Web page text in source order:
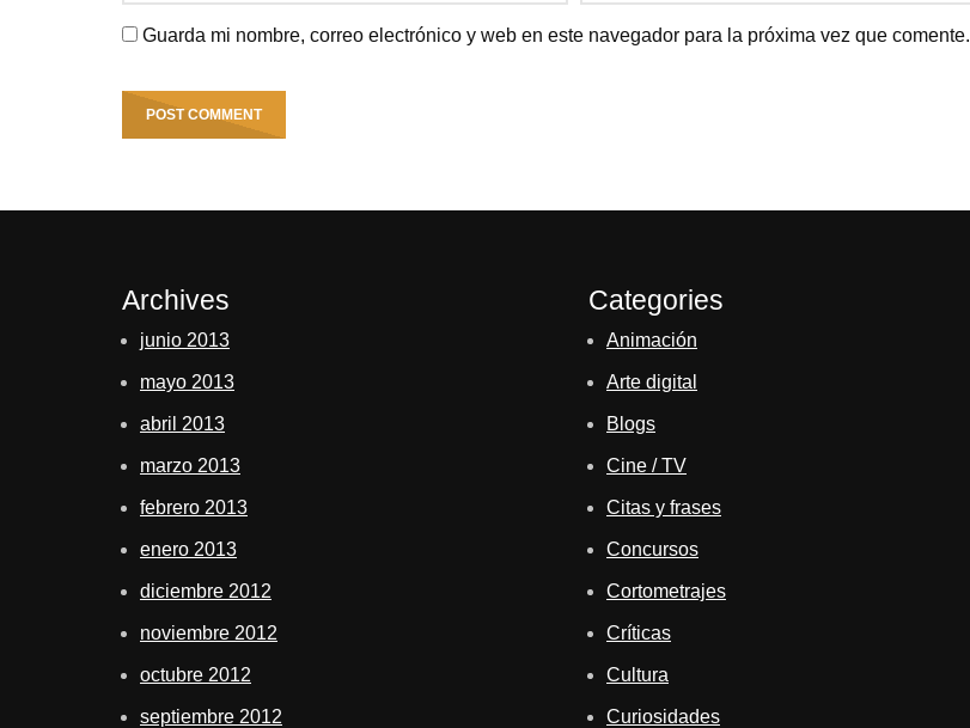
Guarda mi nombre, correo electrónico y web en este navegador para la próxima vez que comente.
Archives
junio 2013
mayo 2013
abril 2013
marzo 2013
febrero 2013
enero 2013
diciembre 2012
noviembre 2012
octubre 2012
septiembre 2012
Categories
Animación
Arte digital
Blogs
Cine / TV
Citas y frases
Concursos
Cortometrajes
Críticas
Cultura
Curiosidades